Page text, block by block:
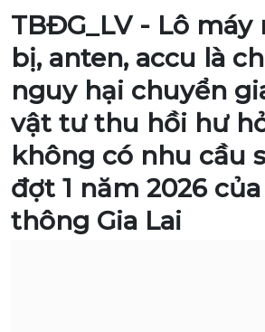
TBĐG_LV - Lô
bị, anten, accu là
nguy hại chuyển
vật tư thu hồi hư
không có nhu cầu
đợt 1 năm 2026
thông Gia Lai